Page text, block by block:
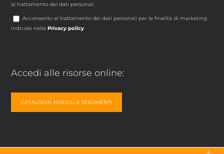
al trattamento dei dati personali
Acconsento al trattamento dei dati personali per le finalità di marketing
indicate nellaPrivacy policy
Accedi alle risorse online:
CATALOGHI, MODULI E STRUMENTI